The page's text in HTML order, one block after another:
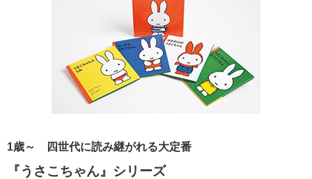
1歳～ 四世代に読み継がれる大定番
『うさこちゃん』シリーズ